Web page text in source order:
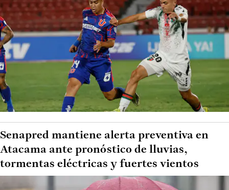
Senapred mantiene alerta preventiva en
Atacama ante pronóstico de lluvias,
tormentas eléctricas y fuertes vientos